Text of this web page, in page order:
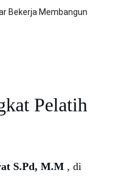
Bekerja Membangun
Pelatih
S.Pd, M.M , di